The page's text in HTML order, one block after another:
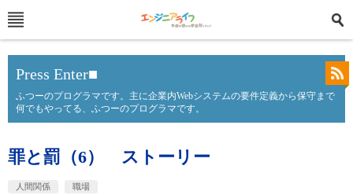
Press Enter■
ふつーのプログラマです。主に企業内Webシステムの要件定義から保守まで
何でもやってる、ふつーのプログラマです。
罪と罰（6） ストーリー
人間関係 職場